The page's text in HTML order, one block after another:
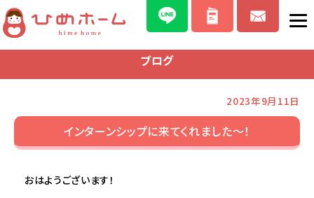
ブログ
2023年9月11日
インターンシップに来てくれました～！
おはようございます！